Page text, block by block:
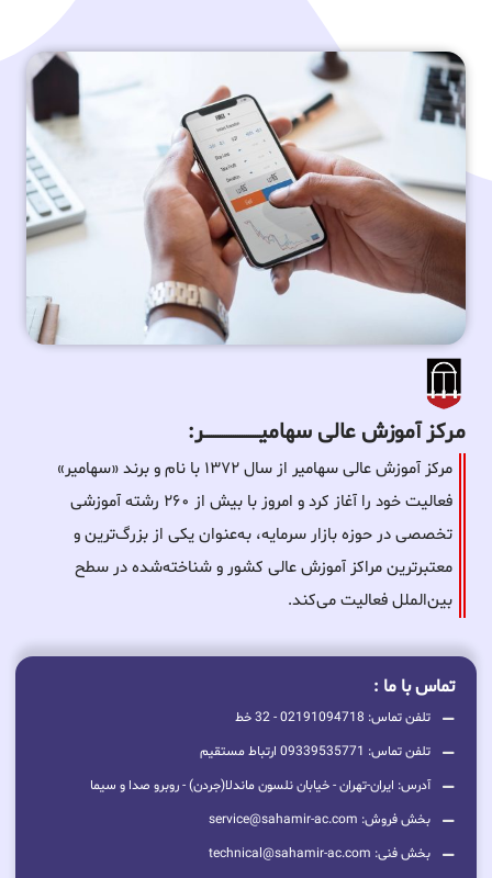
مرکز آموزش عالی سهامیـــــــــــــــــــــــــر:
مرکز آموزش عالی سهامیر از سال ۱۳۷۲ با نام و برند «سهامیر»
فعالیت خود را آغاز کرد و امروز با بیش از ۲۶۰ رشته آموزشی
تخصصی در حوزه بازار سرمایه، به‌عنوان یکی از بزرگ‌ترین و
معتبرترین مراکز آموزش عالی کشور و شناخته‌شده در سطح
بین‌الملل فعالیت می‌کند.
تماس با ما :
تلفن تماس: 02191094718 - 32 خط
تلفن تماس: 09339535771 ارتباط مستقیم
آدرس: ایران-تهران - خیابان نلسون ماندلا(جردن) - روبرو صدا و سیما
بخش فروش: service@sahamir-ac.com
بخش فنی: technical@sahamir-ac.com